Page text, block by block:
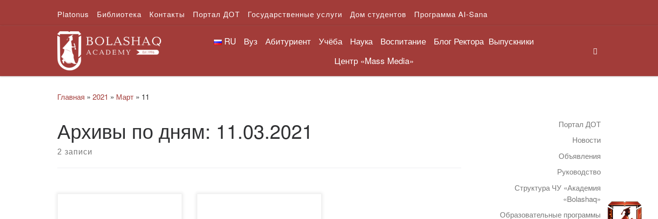
Перейти к содержимому
Platonus Библиотека Контакты Портал ДОТ Государственные услуги Дом студентов Программа AI-Sana
RU Вуз Абитуриент Учёба Наука Воспитание Блог Ректора Выпускники
Центр «Mass Media»
Главная » 2021 » Март » 11
Архивы по дням: 11.03.2021
2 записи
Портал ДОТ
Новости
Объявления
Руководство
Структура ЧУ «Академия
«Bolashaq»
Образовательные программы